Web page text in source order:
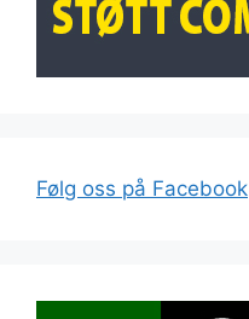
Følg oss på Facebook